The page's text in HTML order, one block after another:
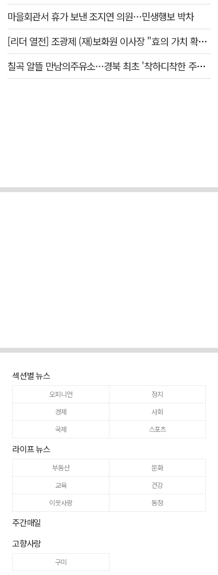
마을회관서 휴가 보낸 조지연 의원…민생행보 박차
[리더 열전] 조광제 (재)보화원 이사장 "효의 가치 확산 위해 젊은층 참여 이끌어낼 것"
칠곡 알뜰 만남의주유소…경북 최초 '착하디착한 주유소' 선정
섹션별 뉴스
오피니언
정치
경제
사회
국제
스포츠
라이프 뉴스
부동산
문화
교육
건강
이웃사랑
동정
주간매일
고향사랑
구미